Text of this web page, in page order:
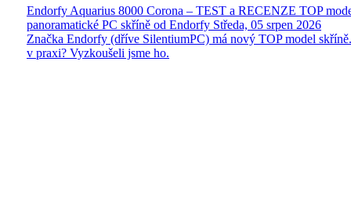
Endorfy Aquarius 8000 Corona – TEST a RECENZE TOP
panoramatické PC skříně od Endorfy Středa, 05 srpen 2026
Značka Endorfy (dříve SilentiumPC) má nový TOP model
v praxi? Vyzkoušeli jsme ho.